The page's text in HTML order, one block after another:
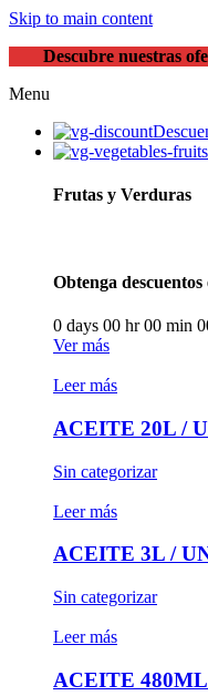
Skip to main content
Descubre nuestras
Menu
Frutas y Verduras
Obtenga
0 days 00 hr00 min
Ver más
Leer más
ACEITE 20L /
Sin categorizar
Leer más
ACEITE 3L /
Sin categorizar
Leer más
ACEITE